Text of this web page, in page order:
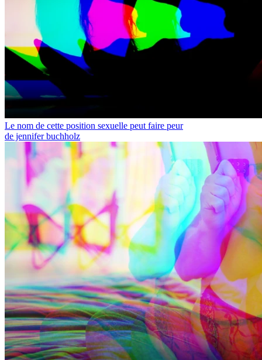
Le nom de cette position sexuelle peut faire peur
de jennifer buchholz